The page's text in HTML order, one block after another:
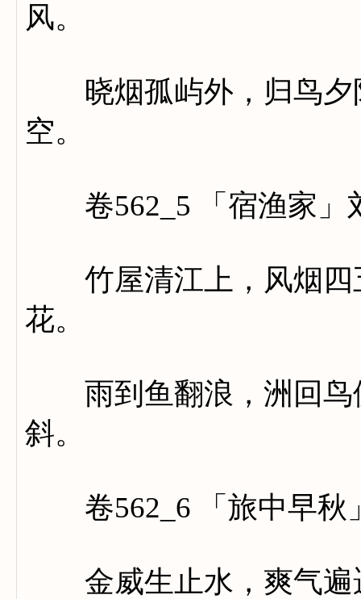
风。
晓烟孤屿外，归鸟夕
空。
卷562_5 「宿渔家」
竹屋清江上，风烟四
花。
雨到鱼翻浪，洲回鸟
斜。
卷562_6 「旅中早秋
金威生止水，爽气遍